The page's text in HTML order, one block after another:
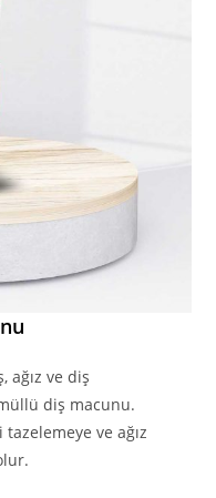
ağız ve diş
diş macunu.
ve ağız